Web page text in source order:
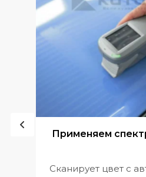
Применяем
Сканирует цвет с